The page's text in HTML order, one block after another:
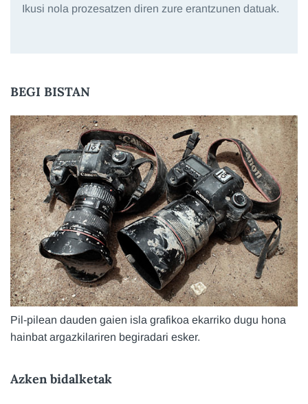
Ikusi nola prozesatzen diren zure erantzunen datuak.
BEGI BISTAN
Pil-pilean dauden gaien isla grafikoa ekarriko dugu hona
hainbat argazkilariren begiradari esker.
Azken bidalketak